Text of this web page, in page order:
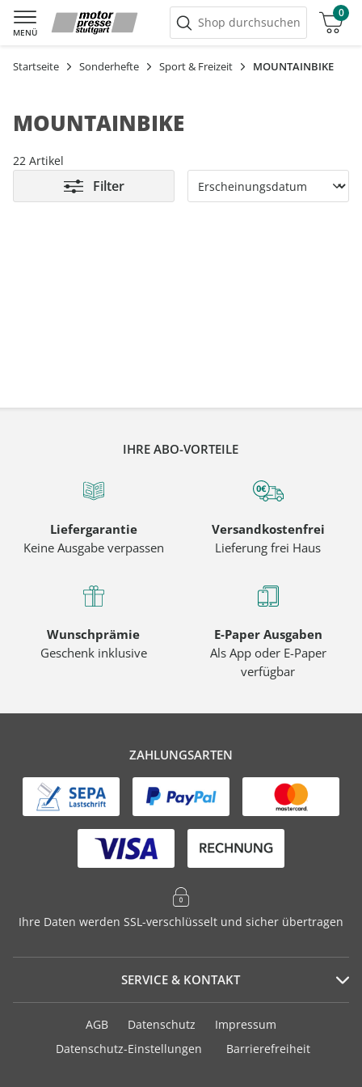
MENÜ
Shop durchsuchen
0
Warenkorb
Startseite Sonderhefte Sport & Freizeit MOUNTAINBIKE
MOUNTAINBIKE
22 Artikel
Filter
IHRE ABO-VORTEILE
Liefergarantie
Keine Ausgabe verpassen
Versandkostenfrei
Lieferung frei Haus
Wunschprämie
Geschenk inklusive
E-Paper Ausgaben
Als App oder E-Paper
verfügbar
ZAHLUNGSARTEN
Ihre Daten werden SSL-verschlüsselt und sicher übertragen
SERVICE & KONTAKT
Serviceportal
Versand und Zahlung
AGB Datenschutz
Impressum
Datenschutz-Einstellungen
Barrierefreiheit